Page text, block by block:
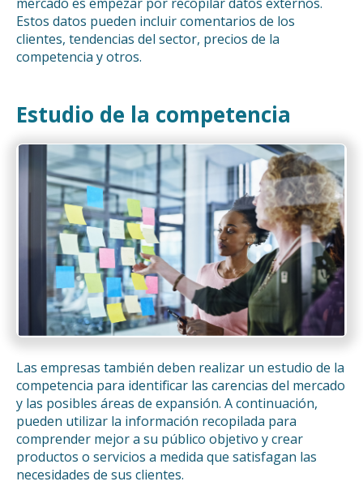
Estos datos pueden incluir comentarios de los
clientes, tendencias del sector, precios de la
competencia y otros.
Estudio de la competencia
Las empresas también deben realizar un estudio de la
competencia para identificar las carencias del mercado
y las posibles áreas de expansión. A continuación,
pueden utilizar la información recopilada para
comprender mejor a su público objetivo y crear
productos o servicios a medida que satisfagan las
necesidades de sus clientes.